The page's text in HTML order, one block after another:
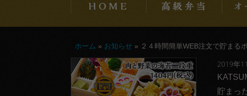
ホーム » お知らせ » ２４時間簡単WEB注文で貯まる
2019年
貯まっ
京
都
麹
や